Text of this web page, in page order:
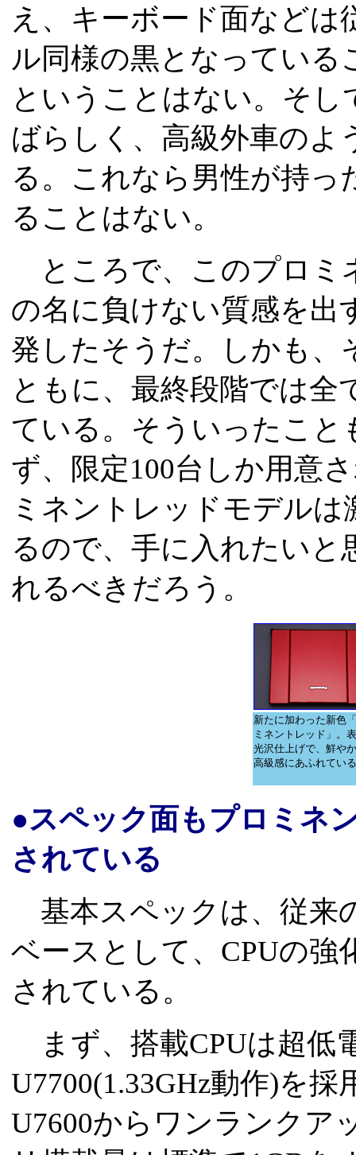
え、キーボード面など
ル同様の黒となってい
ということはない。そ
ばらしく、高級外車のよ
る。これなら男性が持っ
ることはない。
ところで、このプロミ
の名に負けない質感を出
発したそうだ。しかも、
ともに、最終段階では全
ている。そういったこと
ず、限定100台しか用意
ミネントレッドモデル
るので、手に入れたいと
れるべきだろう。
新たに加わった新色
ミネントレッド」。
光沢仕上げで、鮮や
高級感にあふれている
●スペック面もプロミネ
されている
基本スペックは、従来
ベースとして、CPUの強
されている。
まず、搭載CPUは超低
U7700(1.33GHz動作)を採
U7600からワンランクア